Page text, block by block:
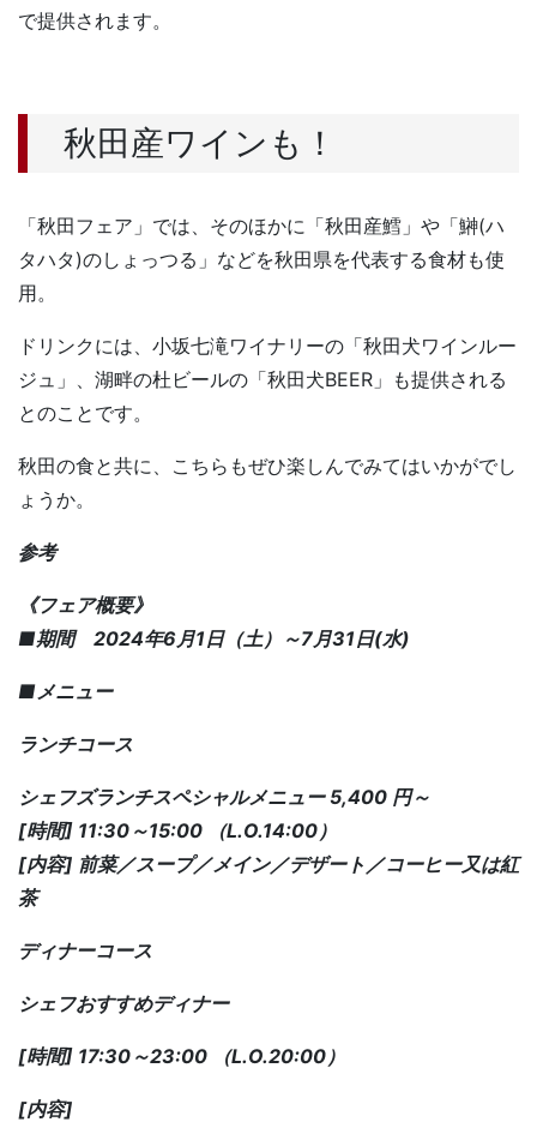
で提供されます。
秋田産ワインも！
「秋田フェア」では、そのほかに「秋田産鱈」や「鰰(ハ
タハタ)のしょっつる」などを秋田県を代表する食材も使
用。
ドリンクには、小坂七滝ワイナリーの「秋田犬ワインルー
ジュ」、湖畔の杜ビールの「秋田犬BEER」も提供される
とのことです。
秋田の食と共に、こちらもぜひ楽しんでみてはいかがでし
ょうか。
参考
《フェア概要》
■期間 2024年6月1日（土）～7月31日(水)
■メニュー
ランチコース
シェフズランチスペシャルメニュー 5,400 円～
[時間] 11:30～15:00 （L.O.14:00）
[内容] 前菜／スープ／メイン／デザート／コーヒー又は紅
茶
ディナーコース
シェフおすすめディナー
[時間] 17:30～23:00 （L.O.20:00）
[内容]